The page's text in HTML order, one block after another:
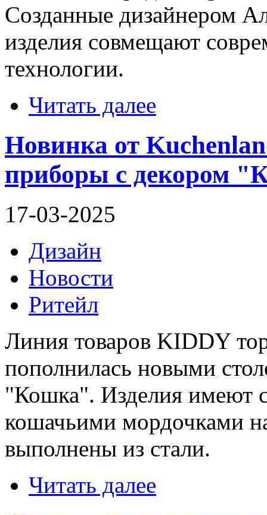
Созданные дизайнером
изделия совмещают
технологии.
Читать далее
Новинка от
приборы с декором
17-03-2025
Дизайн
Новости
Ритейл
Линия товаров KIDDY
пополнилась новыми
"Кошка". Изделия имеют
кошачьими мордочками
выполнены из стали.
Читать далее